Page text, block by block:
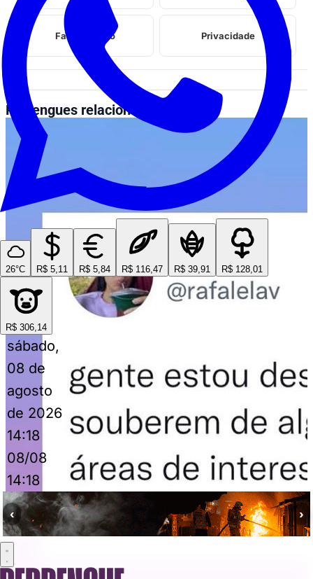
26°C R$ 5,11 R$ 5,84 R$ 116,47 R$ 39,91 R$ 128,01
R$ 306,14
sábado,
08 de
agosto
de 2026
14:18
08/08
14:18
‹ ›
Fale conosco Privacidade
Perrengues relacionados